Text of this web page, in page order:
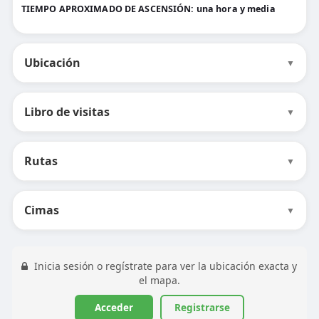
TIEMPO APROXIMADO DE ASCENSIÓN: una hora y media
Ubicación ▼
Libro de visitas ▼
Rutas ▼
Cimas ▼
Inicia sesión o regístrate para ver la ubicación exacta y
el mapa.
Acceder Registrarse